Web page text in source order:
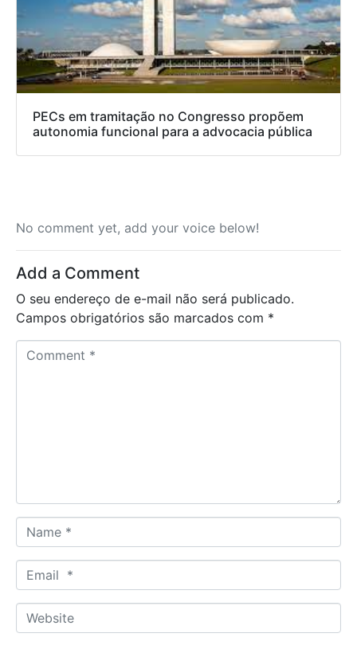
PECs em tramitação no Congresso propõem
autonomia funcional para a advocacia pública
No comment yet, add your voice below!
Add a Comment
O seu endereço de e-mail não será publicado.
Campos obrigatórios são marcados com *
a
m
*
m
aW
e